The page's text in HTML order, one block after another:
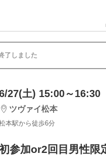
了しました
27(土) 15:00～16:30
ツヴァイ松本
本駅から徒歩6分
参加or2回目男性限